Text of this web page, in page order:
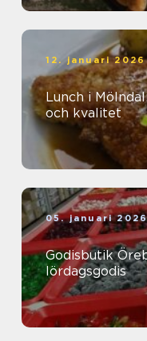
12. januari 2026
Lunch i
och kvalitet
05. januari
Godisbutik
lördagsgodis